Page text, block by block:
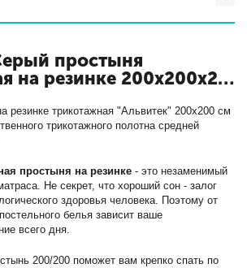
простыня
на резинке 200х200х20
резинке трикотажная "Альвитек" 200х200 см
трикотажного полотна средней
простыня на резинке - это незаменимый
Не секрет, что хороший сон - залог
здоровья человека. Поэтому от
белья зависит ваше
всего дня.
200/200 поможет вам крепко спать по